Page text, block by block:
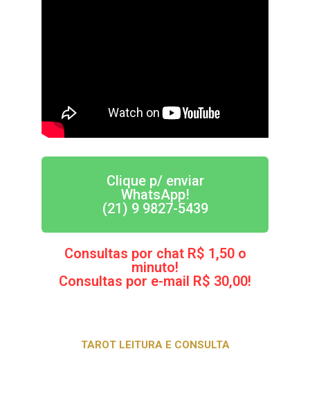
Clique p/ enviar
WhatsApp!
(21) 9 9827-5439
Consultas por chat R$ 1,50 o
minuto!
Consultas por e-mail R$ 30,00!
TAROT LEITURA E CONSULTA